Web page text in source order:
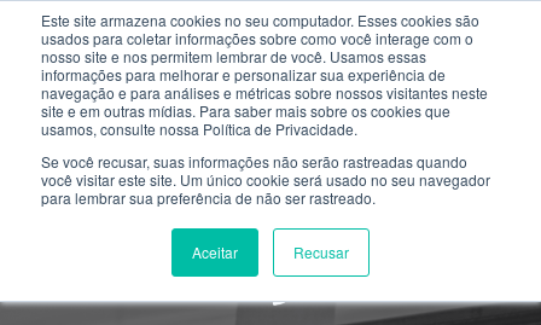
Este site armazena cookies no seu computador. Esses cookies são
usados ​​para coletar informações sobre como você interage com o
nosso site e nos permitem lembrar de você. Usamos essas
informações para melhorar e personalizar sua experiência de
navegação e para análises e métricas sobre nossos visitantes neste
site e em outras mídias. Para saber mais sobre os cookies que
usamos, consulte nossa Política de Privacidade.
Se você recusar, suas informações não serão rastreadas quando
você visitar este site. Um único cookie será usado no seu navegador
para lembrar sua preferência de não ser rastreado.
Aceitar Recusar
INSCRIÇÕES ABERTAS